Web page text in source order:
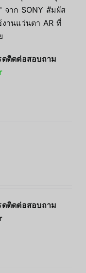
จาก SONY สัมผัส
านแว่นตา AR ที่
ติดต่อสอบถาม
ติดต่อสอบถาม